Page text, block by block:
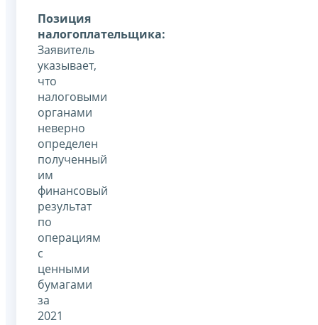
Позиция
налогоплательщика:
Заявитель
указывает,
что
налоговыми
органами
неверно
определен
полученный
им
финансовый
результат
по
операциям
с
ценными
бумагами
за
2021